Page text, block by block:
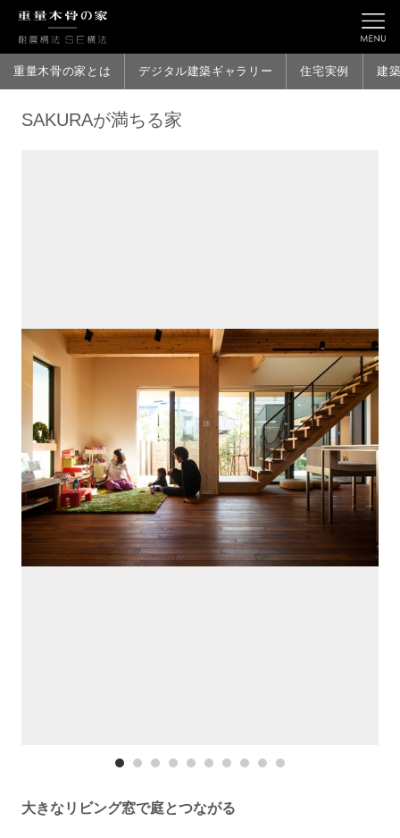
重量木骨の家とは デジタル建築ギャラリー 住宅実例 建
SAKURAが満ちる家
大きなリビング窓で庭とつながる